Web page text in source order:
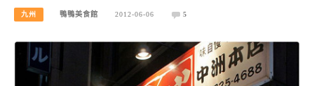
九州 鴨鴨美食館 2012-06-06 5